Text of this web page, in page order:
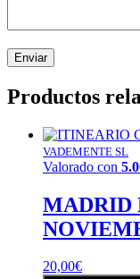
Productos
VADEMENTE SL
Valorado con
MADRID
20,00€